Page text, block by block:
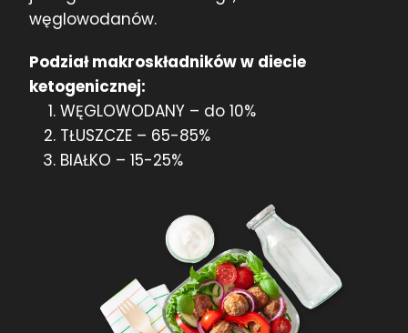
węglowodanów.
Podział makroskładników w diecie
ketogenicznej:
WĘGLOWODANY – do 10%
TŁUSZCZE – 65-85%
BIAŁKO – 15-25%